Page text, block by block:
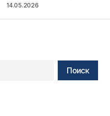
14.05.2026
Поиск